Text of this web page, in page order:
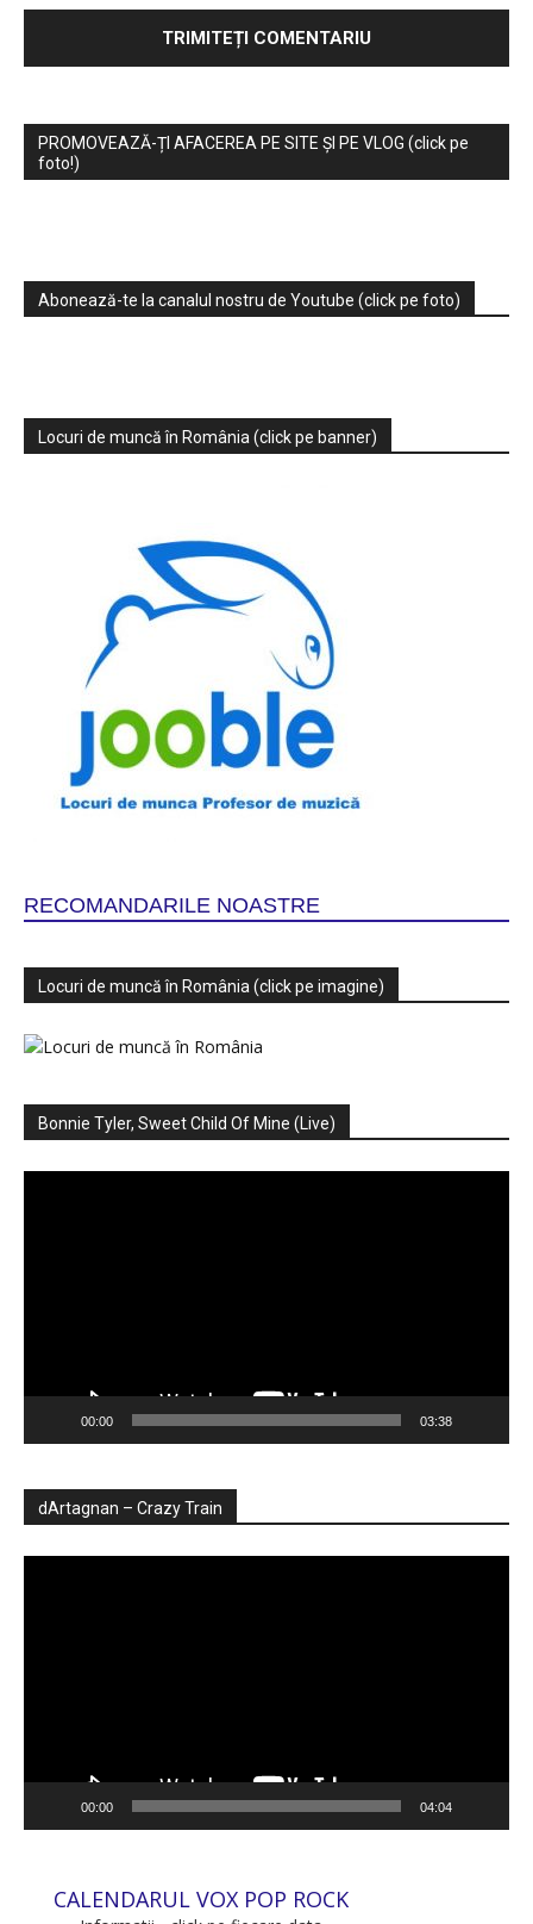
PROMOVEAZĂ-ȚI AFACEREA PE SITE ȘI PE VLOG (click pe
foto!)
Abonează-te la canalul nostru de Youtube (click pe foto)
Locuri de muncă în România (click pe banner)
RECOMANDARILE NOASTRE
Locuri de muncă în România (click pe imagine)
Bonnie Tyler, Sweet Child Of Mine (Live)
00:00 03:38
dArtagnan – Crazy Train
00:00 04:04
CALENDARUL VOX POP ROCK